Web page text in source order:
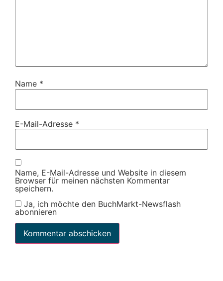
Name *
E-Mail-Adresse *
Name, E-Mail-Adresse und Website in diesem
Browser für meinen nächsten Kommentar
speichern.
Ja, ich möchte den BuchMarkt-Newsflash
abonnieren